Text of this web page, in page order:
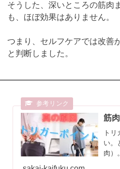
そうした、深いところの筋肉
も、ほぼ効果はありません。
つまり、セルフケアでは改善
と判断しました。
筋
ト
い。
肉）